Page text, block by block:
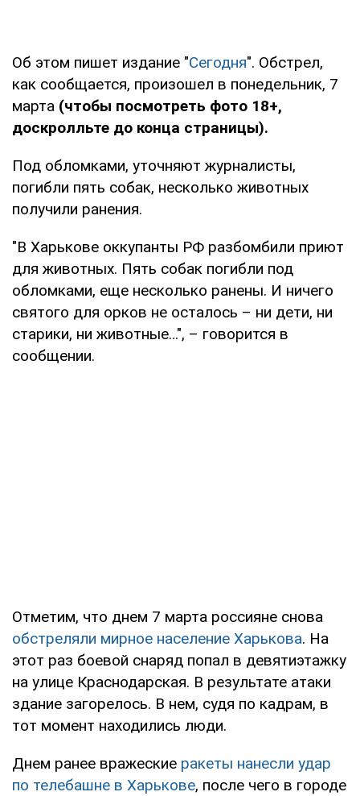
Об этом пишет издание "Сегодня". Обстрел,
как сообщается, произошел в понедельник, 7
марта (чтобы посмотреть фото 18+,
доскролльте до конца страницы).
Под обломками, уточняют журналисты,
погибли пять собак, несколько животных
получили ранения.
"В Харькове оккупанты РФ разбомбили приют
для животных. Пять собак погибли под
обломками, еще несколько ранены. И ничего
святого для орков не осталось – ни дети, ни
старики, ни животные…", – говорится в
сообщении.
Отметим, что днем 7 марта россияне снова
обстреляли мирное население Харькова. На
этот раз боевой снаряд попал в девятиэтажку
на улице Краснодарская. В результате атаки
здание загорелось. В нем, судя по кадрам, в
тот момент находились люди.
Днем ранее вражеские ракеты нанесли удар
по телебашне в Харькове, после чего в городе